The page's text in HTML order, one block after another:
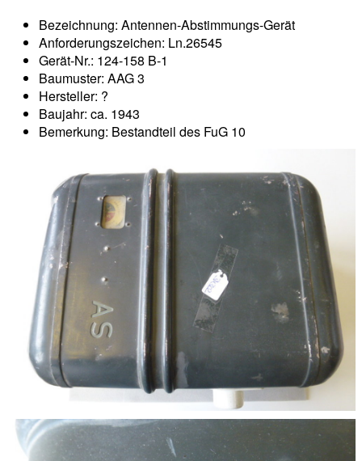
Bezeichnung: Antennen-Abstimmungs-Gerät
Anforderungszeichen: Ln.26545
Gerät-Nr.: 124-158 B-1
Baumuster: AAG 3
Hersteller: ?
Baujahr: ca. 1943
Bemerkung: Bestandteil des FuG 10